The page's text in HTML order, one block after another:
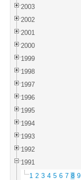
2003
2002
2001
2000
1999
1998
1997
1996
1995
1994
1993
1992
1991
1 2 3 4 5 6 7 8 9